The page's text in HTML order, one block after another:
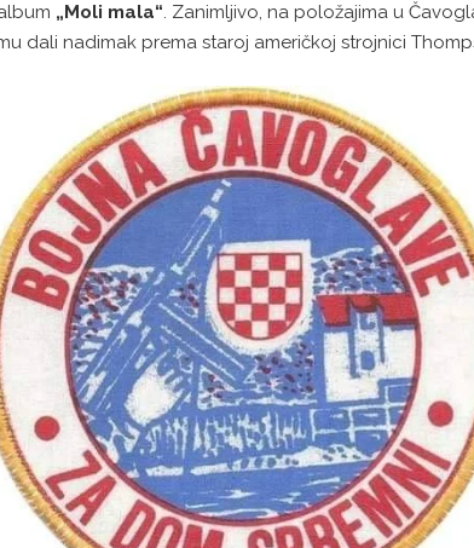
„Moli mala“. Zanimljivo, na položajima u
dali nadimak prema staroj američkoj strojnici